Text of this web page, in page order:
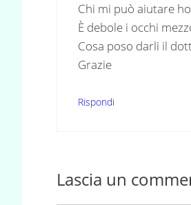
Chi mi può aiutare
È debole i occhi
Cosa poso darli il
Grazie
Rispondi
Lascia un